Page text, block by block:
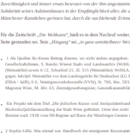
Zuverlässigkeit und immer etwas besessen von der ihm
Solidarität seines Auktionshauses in der Empfänglichkeit aller,
Münchener Kunstleben gerissen hat, durch die nachlebende
Für die Zeitschrift „Die Weltkunst", hieß es in dem Nachruf
Seite gestanden sei. Sein „Hingang"sei „in ganz unmittelbarer
1 Als Quellen für diesen Beitrag dienten, wo nicht anders
Gesellschaftsfirmen, S. Kende; Wiener Stadt- und Landesarchiv
(Weinmüller) sowie A 12, Schachtel 21, Zl. 515 (Weinmüller);
gegen Adolph Weinmüller vor dem Landesgericht für Strafsachen
(ÖStA / AdR), 0 6, Vermögensverkehrsstelle (VVSt), St. 706, Ktn.
Magistrat Wien, M. Abt. 63, Zentralgewerberegister,
Ein Projekt mit dem Titel „Die jüdischen Kunst- und
Hochschuljubiläumsstiftung der Stadt Wien gefördert. Unter den
Besitzer nach 1938 vom NS-Regime auf Basis der Nürnberger
2 Sophie Lillie, Was einmal war. Handbuch der enteigneten